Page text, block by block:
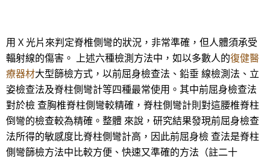
用 X 光片來判定脊椎側彎的狀況，非常準確，但人體須承受
輻射線的傷害。 上述六種檢測方法中，如以多數人的復健醫
療器材大型篩檢方式，以前屈身檢查法、鉛垂 線檢測法、立
姿檢查法及脊柱側彎計等四種最常使用。其中前屈身檢查法
對於檢 查胸椎脊柱側彎較精確，脊柱側彎計則對這腰椎脊柱
倒彎的檢查較為精確。整體 來說，研究結果發現前屈身檢查
法所得的敏感度比脊柱側彎計高，因此前屈身檢 查法是脊柱
側彎篩檢方法中比較方便、快速又準確的方法（註二十